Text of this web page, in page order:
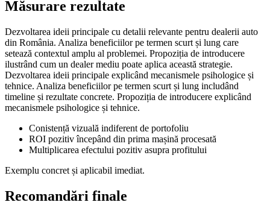
Măsurare rezultate
Dezvoltarea ideii principale cu detalii relevante pentru dealerii auto
din România. Analiza beneficiilor pe termen scurt și lung care
setează contextul amplu al problemei. Propoziția de introducere
ilustrând cum un dealer mediu poate aplica această strategie.
Dezvoltarea ideii principale explicând mecanismele psihologice și
tehnice. Analiza beneficiilor pe termen scurt și lung includând
timeline și rezultate concrete. Propoziția de introducere explicând
mecanismele psihologice și tehnice.
Conistență vizuală indiferent de portofoliu
ROI pozitiv începând din prima mașină procesată
Multiplicarea efectului pozitiv asupra profitului
Exemplu concret și aplicabil imediat.
Recomandări finale